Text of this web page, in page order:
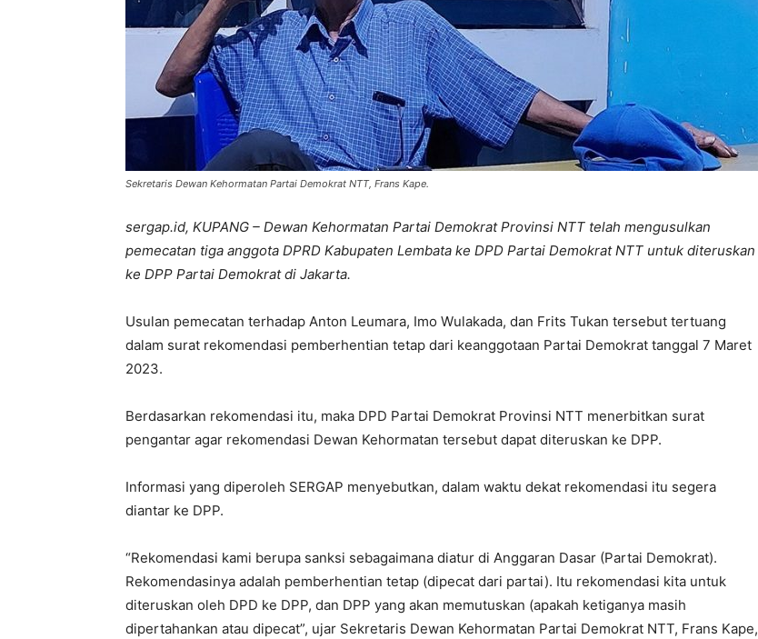
Sekretaris Dewan Kehormatan Partai Demokrat NTT, Frans Kape.
sergap.id, KUPANG – Dewan Kehormatan Partai Demokrat Provinsi NTT telah mengusulkan
pemecatan tiga anggota DPRD Kabupaten Lembata ke DPD Partai Demokrat NTT untuk diteruskan
ke DPP Partai Demokrat di Jakarta.
Usulan pemecatan terhadap Anton Leumara, Imo Wulakada, dan Frits Tukan tersebut tertuang
dalam surat rekomendasi pemberhentian tetap dari keanggotaan Partai Demokrat tanggal 7 Maret
2023.
Berdasarkan rekomendasi itu, maka DPD Partai Demokrat Provinsi NTT menerbitkan surat
pengantar agar rekomendasi Dewan Kehormatan tersebut dapat diteruskan ke DPP.
Informasi yang diperoleh SERGAP menyebutkan, dalam waktu dekat rekomendasi itu segera
diantar ke DPP.
“Rekomendasi kami berupa sanksi sebagaimana diatur di Anggaran Dasar (Partai Demokrat).
Rekomendasinya adalah pemberhentian tetap (dipecat dari partai). Itu rekomendasi kita untuk
diteruskan oleh DPD ke DPP, dan DPP yang akan memutuskan (apakah ketiganya masih
dipertahankan atau dipecat”, ujar Sekretaris Dewan Kehormatan Partai Demokrat NTT, Frans Kape,